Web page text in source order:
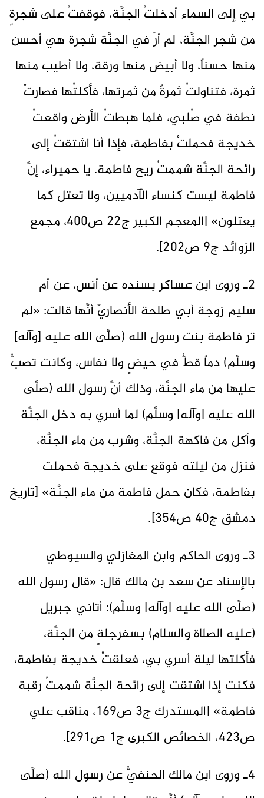
بي إلى السماء أدخلتُ الجنَّة، فوقفتُ على شجرةٍ
من شجر الجنَّة، لم أرَ في الجنَّة شجرة هي أحسن
منها حسناً، ولا أبيض منها ورقة، ولا أطيب منها
ثمرة، فتناولتُ ثمرةً من ثمرتها، فأكلتُها فصارتْ
نطفة في صُلبي، فلما هبطتُ الأرض واقعتُ
خديجة فحملتْ بفاطمة، فإذا أنا اشتقتُ إلى
رائحة الجنَّة شممتُ ريح فاطمة. يا حميراء، إنَّ
فاطمة ليست كنساء الآدميين، ولا تعتل كما
يعتلون» [المعجم الكبير ج22 ص400، مجمع
الزوائد ج9 ص202].
2ـ وروى ابن عساكر بسنده عن أنس، عن أم
سليم زوجة أبي طلحة الأنصاريّ أنَّها قالت: «لم
تر فاطمة بنت رسول الله (صلَّى الله عليه [وآله]
وسلَّم) دماً قطُّ في حيضٍ ولا نفاس، وكانت تصبُّ
عليها من ماء الجنَّة، وذلك أنَّ رسول الله (صلَّى
الله عليه [وآله] وسلَّم) لما أسري به دخل الجنَّة
وأكل من فاكهة الجنَّة، وشرب من ماء الجنَّة،
فنزل من ليلته فوقع على خديجة فحملت
بفاطمة، فكان حمل فاطمة من ماء الجنَّة» [تاريخ
دمشق ج40 ص354].
3ـ وروى الحاكم وابن المغازلي والسيوطي
بالإسناد عن سعد بن مالك قال: «قال رسول الله
(صلَّى الله عليه [وآله] وسلَّم): أتاني جبريل
(عليه الصلاة والسلام) بسفرجلةٍ من الجنَّة،
فأكلتها ليلة أسري بي، فعلقتْ خديجة بفاطمة،
فكنت إذا اشتقت إلى رائحة الجنَّة ‌شممتُ ‌رقبة
‌فاطمة» [المستدرك ج3 ص169، مناقب علي
ص423، الخصائص الكبرى ج1 ص291].
4ـ وروى ابن مالك الحنفيُّ عن رسول الله (صلَّى